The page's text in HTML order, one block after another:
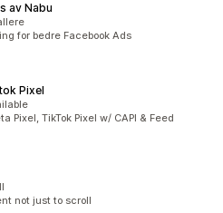
av Nabu
for bedre Facebook Ads
Pixel
Pixel, TikTok Pixel w/ CAPI & Feed
not just to scroll